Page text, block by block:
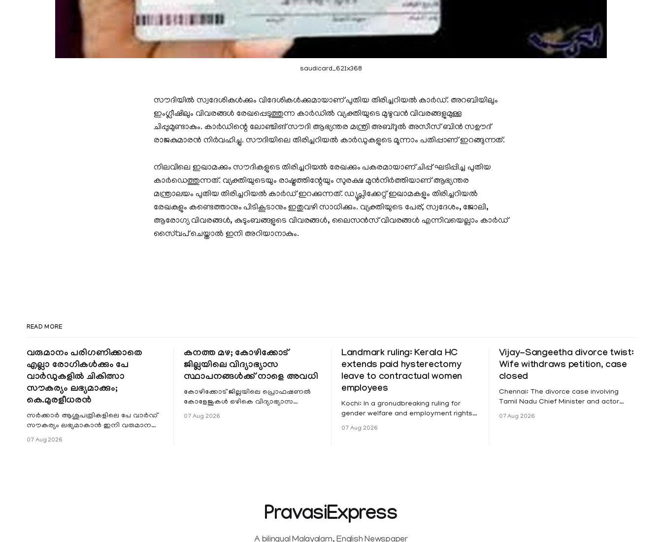
saudicard_621x368
സൗദിയില്‍ സ്വദേശികള്‍ക്കും വിദേശികള്‍ക്കുമായാണ് പുതിയ തിരിച്ചറിയല്‍ കാര്‍ഡ്. അറബിയിലും
ഇംഗ്ലീഷിലും വിവരങ്ങള്‍ രേഖപ്പെടുത്തുന്ന കാര്‍ഡില്‍ വ്യക്തിയുടെ മുഴുവന്‍ വിവരങ്ങളുമുള്ള
ചിപ്പുമുണ്ടാകും. കാര്‍ഡിന്റെ ലോഞ്ചിങ് സൗദി ആഭ്യന്തര മന്ത്രി അബ്ദുല്‍ അസീസ് ബിന്‍ സഊദ്
രാജകുമാരന്‍ നിര്‍വഹിച്ചു. സൗദിയിലെ തിരിച്ചറിയല്‍ കാര്‍ഡുകളുടെ മൂന്നാം പതിപ്പാണ് ഇറങ്ങുന്നത്.
നിലവിലെ ഇഖാമക്കും സൗദികളുടെ തിരിച്ചറിയല്‍ രേഖക്കും പകരമായാണ് ചിപ്പ് ഘടിപ്പിച്ച പുതിയ
കാര്‍ഡെത്തുന്നത്. വ്യക്തിയുടെയും രാഷ്ട്രത്തിന്റേയും സുരക്ഷ മുന്‍നിര്‍ത്തിയാണ് ആഭ്യന്തര
മന്ത്രാലയം പുതിയ തിരിച്ചറിയല്‍ കാര്‍ഡ് ഇറക്കുന്നത്. ഡ്യൂപ്ലിക്കേറ്റ് ഇഖാമകളും തിരിച്ചറിയല്‍
രേഖകളും കണ്ടെത്താനും പിടികൂടാനും ഇതുവഴി സാധിക്കും. വ്യക്തിയുടെ പേര്, സ്വദേശം, ജോലി,
ആരോഗ്യ വിവരങ്ങള്‍, കുടുംബങ്ങളുടെ വിവരങ്ങള്‍, ലൈസന്‍സ് വിവരങ്ങള്‍ എന്നിവയെല്ലാം കാര്‍ഡ്
സൈ്വപ് ചെയ്താല്‍ ഇനി അറിയാനാകും.
READ MORE
വരുമാനം പരിഗണിക്കാതെ
എല്ലാ രോഗികൾക്കും പേ
വാർഡുകളിൽ ചികിത്സാ
സൗകര്യം ലഭ്യമാക്കും;
കെ.മുരളീധരൻ
സർക്കാർ ആശുപത്രികളിലെ പേ വാർഡ്
സൗകര്യം ലഭ്യമാകാൻ ഇനി വരുമാന
വരുമാനം പരിഗണിക്കാതെ എല്ലാ
07 Aug 2026
കനത്ത മഴ; കോഴിക്കോട്
ജില്ലയിലെ വിദ്യാഭ്യാസ
സ്ഥാപനങ്ങൾക്ക് നാളെ അവധി
കോഴിക്കോട് ജില്ലയിലെ പ്രൊഫഷണൽ
കോളേജുകൾ ഒഴികെ വിദ്യാഭ്യാസ
ജില്ലയിലെ മലയോര- തീരദേശ
07 Aug 2026
Landmark ruling: Kerala HC
extends paid hysterectomy
leave to contractual women
employees
Kochi: In a gronudbreaking ruling for
gender welfare and employment rights,
female contractual staff employed in
07 Aug 2026
Vijay-Sangeetha divorce twist:
Wife withdraws petition, case
closed
Chennai: The divorce case involving
Tamil Nadu Chief Minister and actor
Sowrnalingam has taken a new turn
07 Aug 2026
PravasiExpress